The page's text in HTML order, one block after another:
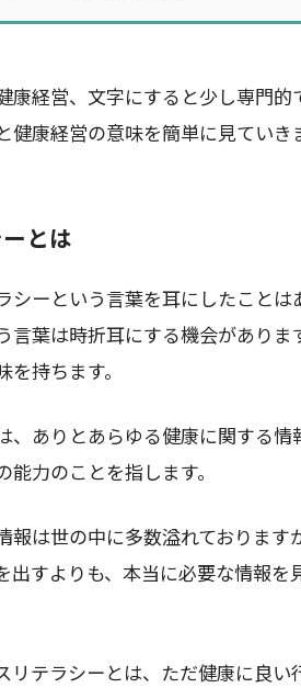
康経営、文字にすると少し専門
健康経営の意味を簡単に見ていき
とは
シーという言葉を耳にしたことは
言葉は時折耳にする機会があり
持ちます。
、ありとあらゆる健康に関する
力のことを指します。
報は世の中に多数溢れておりま
出すよりも、本当に必要な情報
リテラシーとは、ただ健康に良